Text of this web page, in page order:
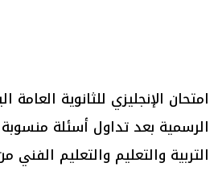
الرسمية بعد تداول أسئلة
التربية والتعليم والتعليم